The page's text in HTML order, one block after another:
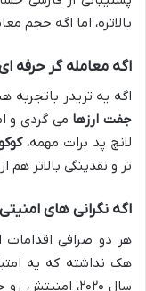
بالاتره، اما اگه حجم
اگه معامله گر حرفه
اگه یه تریدر باتجربه
جفت ارزها می گردی و
لانچ پد برات مهمه،
تر و نقدینگی بالاتر
اگه نگرانی های
هر دو صرافی اقدامات
هک نداشته که یه
سال ۲۰۲۰،